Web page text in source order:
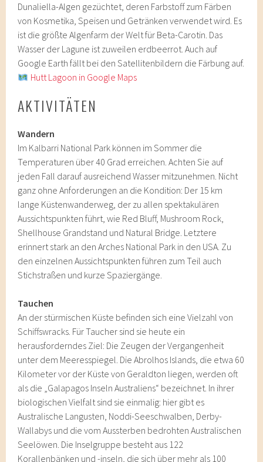
Dunaliella-Algen gezüchtet, deren Farbstoff zum Färben
von Kosmetika, Speisen und Getränken verwendet wird. Es
ist die größte Algenfarm der Welt für Beta-Carotin. Das
Wasser der Lagune ist zuweilen erdbeerrot. Auch auf
Google Earth fällt bei den Satellitenbildern die Färbung auf.
Hutt Lagoon in Google Maps
AKTIVITÄTEN
Wandern
Im Kalbarri National Park können im Sommer die
Temperaturen über 40 Grad erreichen. Achten Sie auf
jeden Fall darauf ausreichend Wasser mitzunehmen. Nicht
ganz ohne Anforderungen an die Kondition: Der 15 km
lange Küstenwanderweg, der zu allen spektakulären
Aussichtspunkten führt, wie Red Bluff, Mushroom Rock,
Shellhouse Grandstand und Natural Bridge. Letztere
erinnert stark an den Arches National Park in den USA. Zu
den einzelnen Aussichtspunkten führen zum Teil auch
Stichstraßen und kurze Spaziergänge.
Tauchen
An der stürmischen Küste befinden sich eine Vielzahl von
Schiffswracks. Für Taucher sind sie heute ein
herausforderndes Ziel: Die Zeugen der Vergangenheit
unter dem Meeresspiegel. Die Abrolhos Islands, die etwa 60
Kilometer vor der Küste von Geraldton liegen, werden oft
als die „Galapagos Inseln Australiens“ bezeichnet. In ihrer
biologischen Vielfalt sind sie einmalig: hier gibt es
Australische Langusten, Noddi-Seeschwalben, Derby-
Wallabys und die vom Aussterben bedrohten Australischen
Seelöwen. Die Inselgruppe besteht aus 122
Korallenbänken und -inseln, die sich über mehr als 100